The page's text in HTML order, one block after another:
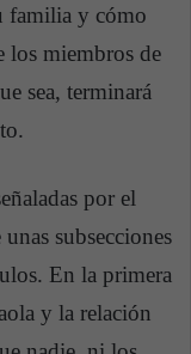
familia y cómo
los miembros de
sea, terminará
por el
subsecciones
En la primera
y la relación